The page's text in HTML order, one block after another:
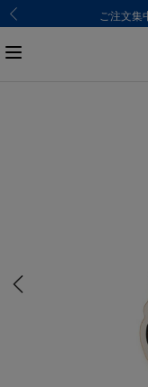
ご注文集